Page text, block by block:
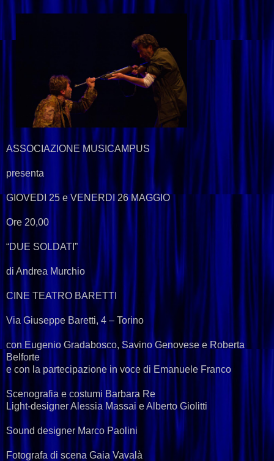
ASSOCIAZIONE MUSICAMPUS
presenta
GIOVEDI 25 e VENERDI 26 MAGGIO
Ore 20,00
“DUE SOLDATI”
di Andrea Murchio
CINE TEATRO BARETTI
Via Giuseppe Baretti, 4 – Torino
con Eugenio Gradabosco, Savino Genovese e Roberta
Belforte
e con la partecipazione in voce di Emanuele Franco
Scenografia e costumi Barbara Re
Light-designer Alessia Massai e Alberto Giolitti
Sound designer Marco Paolini
Fotografa di scena Gaia Vavalà